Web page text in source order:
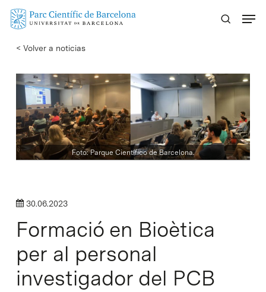
Skip
content
< Volver a noticias
Foto: Parque Científico de Barcelona.
30.06.2023
Formació en Bioètica
per al personal
investigador del PCB